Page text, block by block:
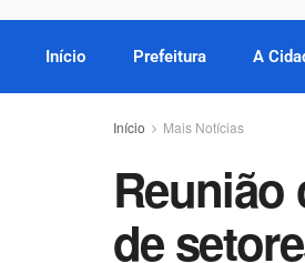
Início Prefeitura A
Início Mais Notícias
Reunião
de